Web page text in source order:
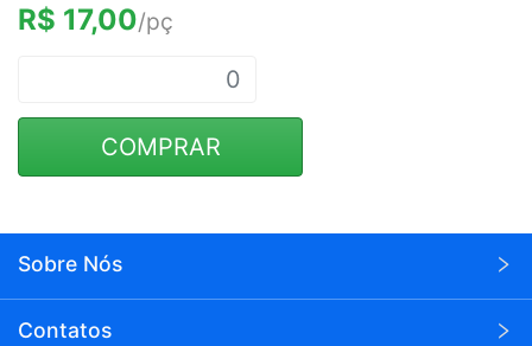
R$ 17,00/pç
COMPRAR
Sobre Nós
seguimento de eletrônicos em atacado.
Contatos